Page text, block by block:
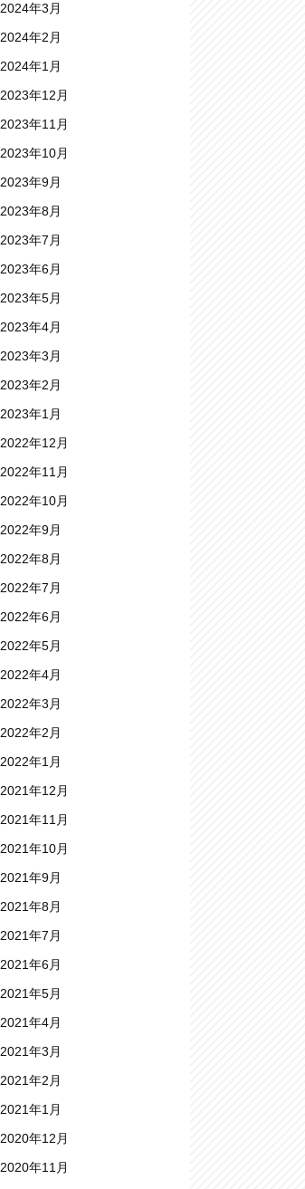
2024年3月
2024年2月
2024年1月
2023年12月
2023年11月
2023年10月
2023年9月
2023年8月
2023年7月
2023年6月
2023年5月
2023年4月
2023年3月
2023年2月
2023年1月
2022年12月
2022年11月
2022年10月
2022年9月
2022年8月
2022年7月
2022年6月
2022年5月
2022年4月
2022年3月
2022年2月
2022年1月
2021年12月
2021年11月
2021年10月
2021年9月
2021年8月
2021年7月
2021年6月
2021年5月
2021年4月
2021年3月
2021年2月
2021年1月
2020年12月
2020年11月